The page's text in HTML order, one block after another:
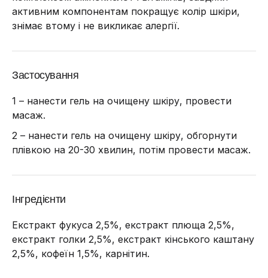
активним компонентам покращує колір шкіри,
знімає втому і не викликає алергії.
Застосування
1 – нанести гель на очищену шкіру, провести
масаж.
2 – нанести гель на очищену шкіру, обгорнути
плівкою на 20-30 хвилин, потім провести масаж.
Інгредієнти
Екстракт фукуса 2,5%, екстракт плюща 2,5%,
екстракт голки 2,5%, екстракт кінського каштану
2,5%, кофеїн 1,5%, карнітин.